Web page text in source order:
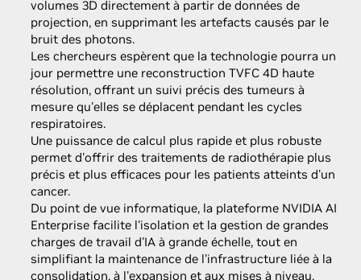
volumes 3D directement à partir de données de
projection, en supprimant les artefacts causés par le
bruit des photons.
Les chercheurs espèrent que la technologie pourra un
jour permettre une reconstruction TVFC 4D haute
résolution, offrant un suivi précis des tumeurs à
mesure qu'elles se déplacent pendant les cycles
respiratoires.
Une puissance de calcul plus rapide et plus robuste
permet d'offrir des traitements de radiothérapie plus
précis et plus efficaces pour les patients atteints d'un
cancer.
Du point de vue informatique, la plateforme NVIDIA AI
Enterprise facilite l'isolation et la gestion de grandes
charges de travail d'IA à grande échelle, tout en
simplifiant la maintenance de l'infrastructure liée à la
consolidation, à l'expansion et aux mises à niveau.